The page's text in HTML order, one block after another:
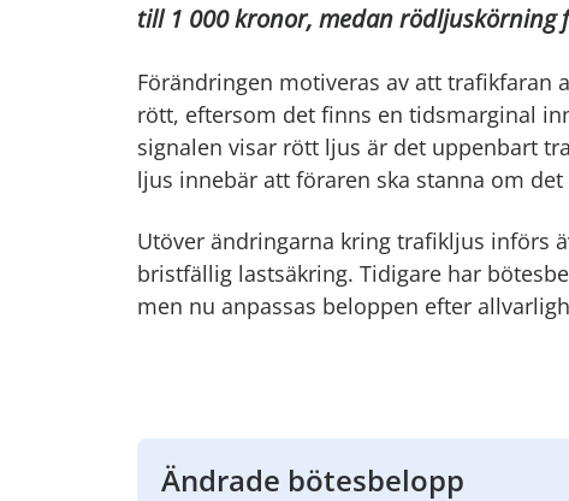
till 1 000 kronor, medan rödljuskörning
Förändringen motiveras av att
rött, eftersom det finns en tidsmarginal
signalen visar rött ljus är det uppenbart
ljus innebär att föraren ska stanna om det
Utöver ändringarna kring trafikljus införs
bristfällig lastsäkring. Tidigare har
men nu anpassas beloppen efter
Ändrade bötesbelopp